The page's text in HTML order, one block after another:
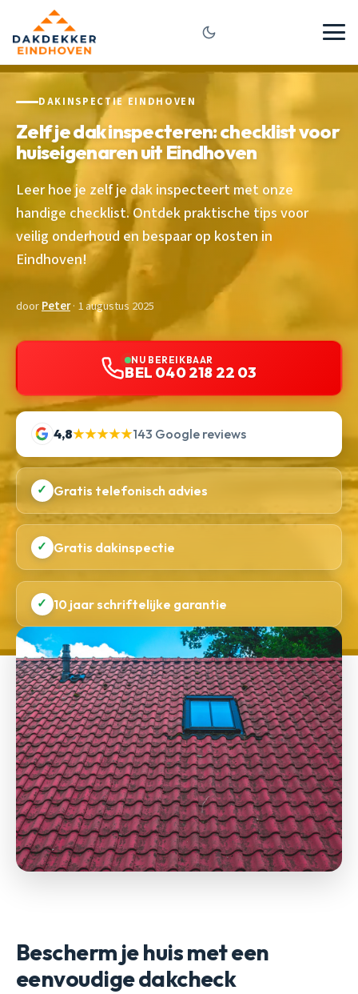
DAKINSPECTIE EINDHOVEN
Zelf je dak inspecteren: checklist voor
huiseigenaren uit Eindhoven
Leer hoe je zelf je dak inspecteert met onze
handige checklist. Ontdek praktische tips voor
veilig onderhoud en bespaar op kosten in
Eindhoven!
doorPeter· 1 augustus 2025
NU BEREIKBAAR
BEL 040 218 22 03
4,8★★★★★143 Google reviews
✓ Gratis telefonisch advies
✓ Gratis dakinspectie
✓ 10 jaar schriftelijke garantie
Bescherm je huis met een
eenvoudige dakcheck